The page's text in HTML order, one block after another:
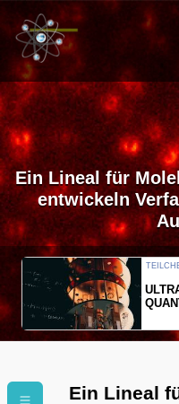
Ein Lineal für
entwickeln
Ein Lineal